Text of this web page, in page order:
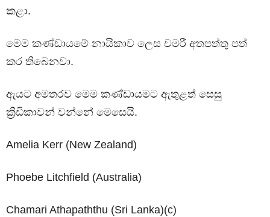
කළා.
මෙම කණ්ඩායමේ නායිකාව ලෙස චමරී අතපත්තු පත්
කර තිබෙනවා.
ඇයට අමතරව මෙම කණ්ඩායමට ඇතුළත් සෙසු
ක්‍රීඩිකාවන් වන්නේ මෙසෙයි.
Amelia Kerr (New Zealand)
Phoebe Litchfield (Australia)
Chamari Athapaththu (Sri Lanka)(c)